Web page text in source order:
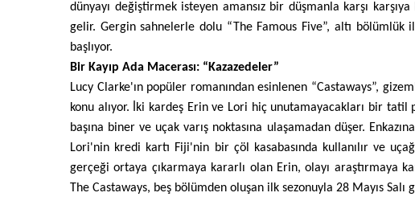
dünyayı değiştirmek isteyen amansız bir düşmanla karşı
gelir. Gergin sahnelerle dolu “The Famous Five”, altı
başlıyor.
Bir Kayıp Ada Macerası: “Kazazedeler”
Lucy Clarke'ın popüler romanından esinlenen “Castaways”,
konu alıyor. İki kardeş Erin ve Lori hiç unutamayacakları bir
başına biner ve uçak varış noktasına ulaşamadan düşer.
Lori'nin kredi kartı Fiji'nin bir çöl kasabasında kullanılır ve
gerçeği ortaya çıkarmaya kararlı olan Erin, olayı araştırmaya
The Castaways, beş bölümden oluşan ilk sezonuyla 28 Mayıs